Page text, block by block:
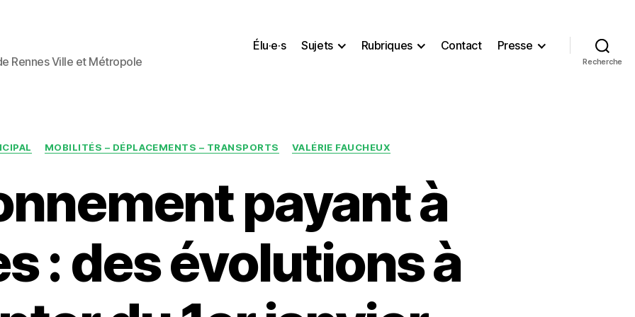
Rennes Ville et Métropole
Élu·e·s Sujets Rubriques Contact Presse
Recherche
Catégories
MOBILITÉS – DÉPLACEMENTS – TRANSPORTS VALÉRIE FAUCHEUX
payant à
: des évolutions à